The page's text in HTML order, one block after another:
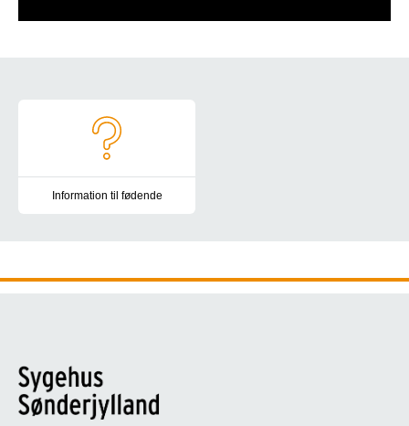
Information til fødende